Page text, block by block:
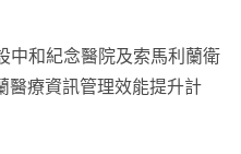
中和紀念醫院及索馬利蘭衛
醫療資訊管理效能提升計